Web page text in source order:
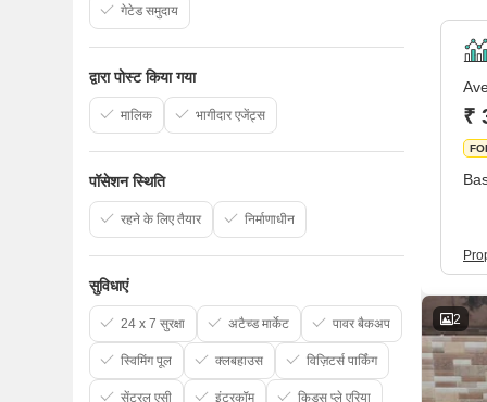
₹
2
गेटेड समुदाय
द्वारा पोस्ट किया गया
मालिक भागीदार एजेंट्स
पॉसेशन स्थिति
रहने के लिए तैयार निर्माणाधीन
सुविधाएं
24 x 7 सुरक्षा अटैच्ड मार्केट पावर बैकअप
स्विमिंग पूल क्लबहाउस विज़िटर्स पार्किंग
सेंट्रल एसी इंटरकॉम किड्स प्ले एरिया